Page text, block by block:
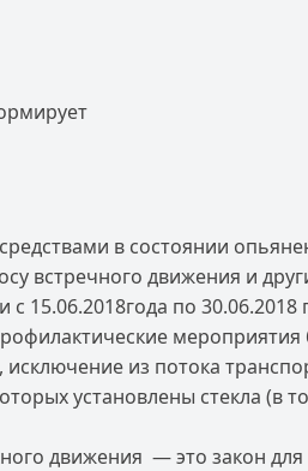
в состоянии
встречного движения и
по 30.06.2018
мероприятия
из потока
установлены стекла (в
движения — это закон для